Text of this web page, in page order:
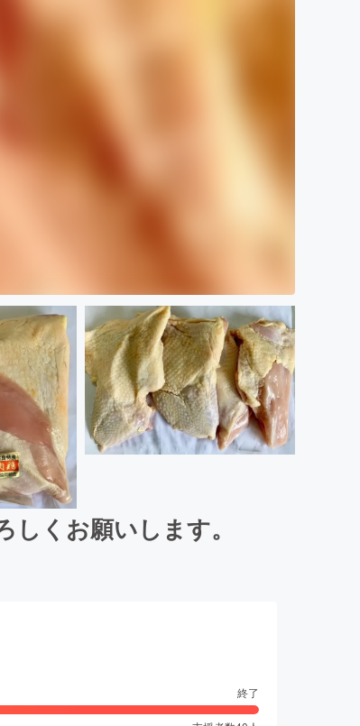
くお願いします。
終了